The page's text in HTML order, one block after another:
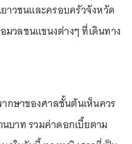
าวชนและครอบครัวจังหวัด
วลชนแขนงต่างๆ ที่เดินทาง
ษาของศาลชั้นต้นเห็นควร
บาท รวมค่าดอกเบี้ยตาม